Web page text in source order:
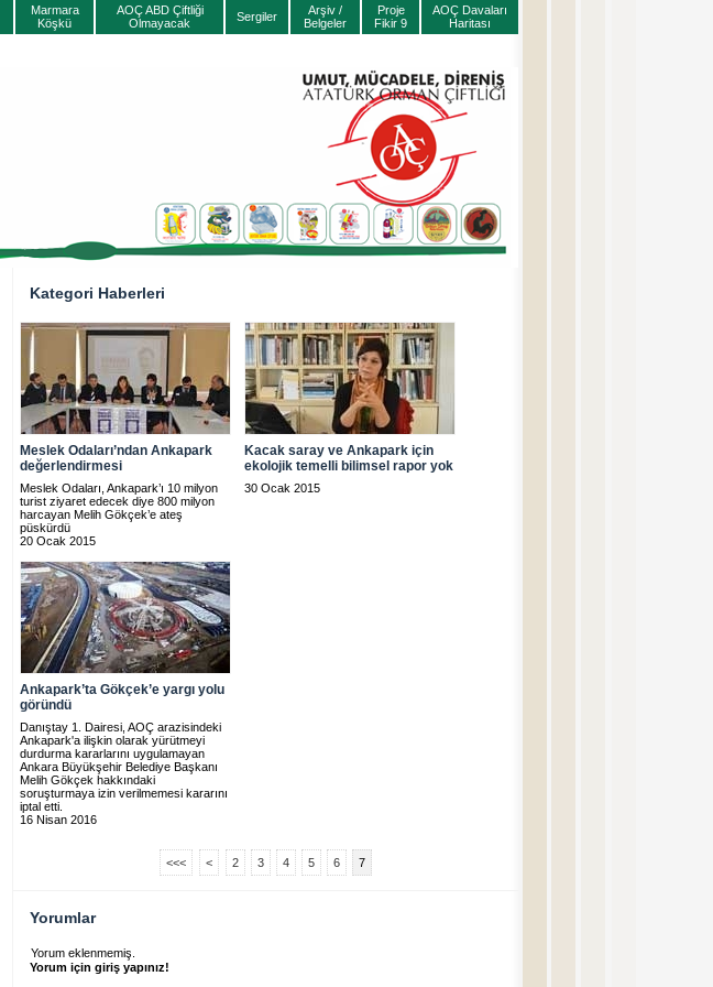
Marmara
Köşkü
AOÇ ABD Çiftliği
Olmayacak
Sergiler
Arşiv /
Belgeler
Proje
Fikir 9
AOÇ Davaları
Haritası
Kategori Haberleri
Meslek Odaları’ndan Ankapark
değerlendirmesi
Meslek Odaları, Ankapark’ı 10 milyon
turist ziyaret edecek diye 800 milyon
harcayan Melih Gökçek’e ateş
püskürdü
20 Ocak 2015
Kacak saray ve Ankapark için
ekolojik temelli bilimsel rapor yok
30 Ocak 2015
Ankapark’ta Gökçek’e yargı yolu
göründü
Danıştay 1. Dairesi, AOÇ arazisindeki
Ankapark'a ilişkin olarak yürütmeyi
durdurma kararlarını uygulamayan
Ankara Büyükşehir Belediye Başkanı
Melih Gökçek hakkındaki
soruşturmaya izin verilmemesi kararını
iptal etti.
16 Nisan 2016
<<< < 2 3 4 5 6 7
Yorumlar
Yorum eklenmemiş.
Yorum için giriş yapınız!